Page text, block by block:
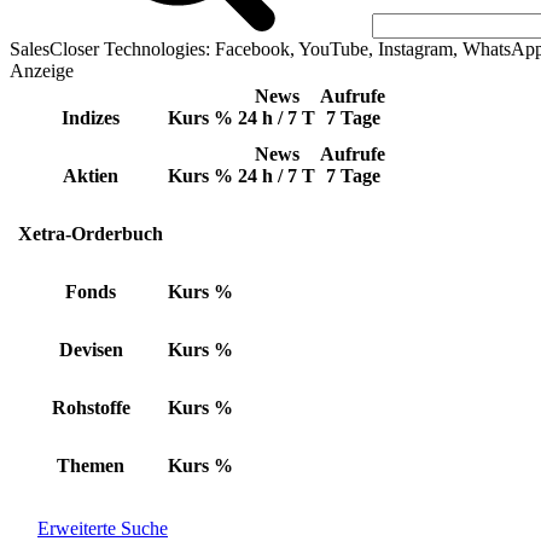
SalesCloser Technologies: Facebook, YouTube, Instagram,
Anzeige
Indizes Kurs %
News
24 h / 7 T
Aufrufe
7 Tage
Aktien Kurs %
News
24 h / 7 T
Aufrufe
7 Tage
Xetra-Orderbuch
Fonds Kurs %
Devisen Kurs %
Rohstoffe Kurs %
Themen Kurs %
Erweiterte Suche